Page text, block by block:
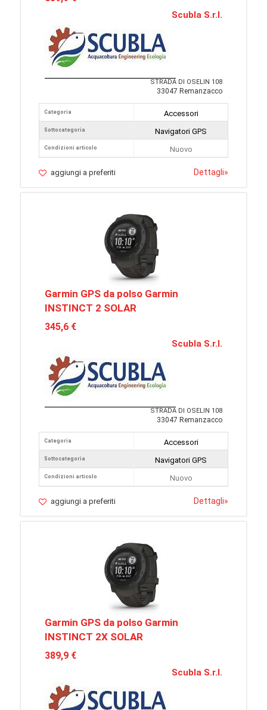
Scubla S.r.l.
STRADA DI OSELIN 108
33047 Remanzacco
Categoria
Sottocategoria
Condizioni articolo
Accessori
Navigatori GPS
Nuovo
aggiungi a preferiti Dettagli»
Garmin GPS da polso Garmin
INSTINCT 2 SOLAR
345,6 €
Scubla S.r.l.
STRADA DI OSELIN 108
33047 Remanzacco
Categoria
Sottocategoria
Condizioni articolo
Accessori
Navigatori GPS
Nuovo
aggiungi a preferiti Dettagli»
Garmin GPS da polso Garmin
INSTINCT 2X SOLAR
389,9 €
Scubla S.r.l.